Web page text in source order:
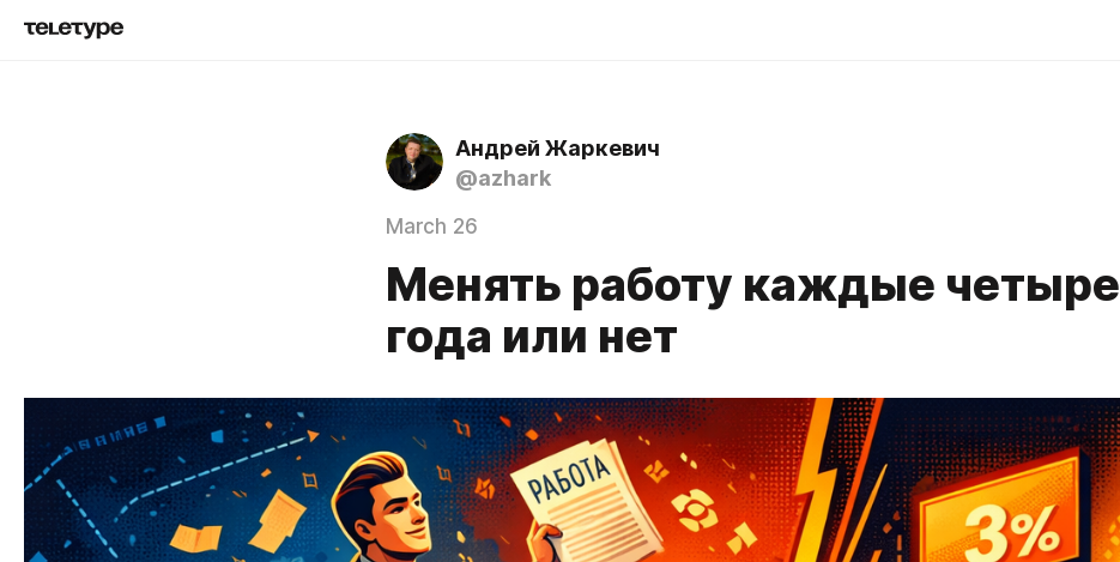
Андрей Жаркевич
@azhark
March 26
Менять работу каждые четыре
года или нет